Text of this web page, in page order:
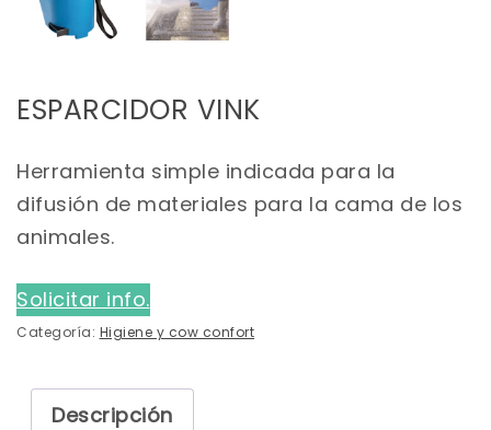
ESPARCIDOR VINK
Herramienta simple indicada para la
difusión de materiales para la cama de los
animales.
Solicitar info.
Categoría: Higiene y cow confort
Descripción